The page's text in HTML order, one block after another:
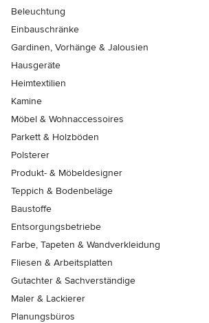
Beleuchtung
Einbauschränke
Gardinen, Vorhänge & Jalousien
Hausgeräte
Heimtextilien
Kamine
Möbel & Wohnaccessoires
Parkett & Holzböden
Polsterer
Produkt- & Möbeldesigner
Teppich & Bodenbeläge
Baustoffe
Entsorgungsbetriebe
Farbe, Tapeten & Wandverkleidung
Fliesen & Arbeitsplatten
Gutachter & Sachverständige
Maler & Lackierer
Planungsbüros